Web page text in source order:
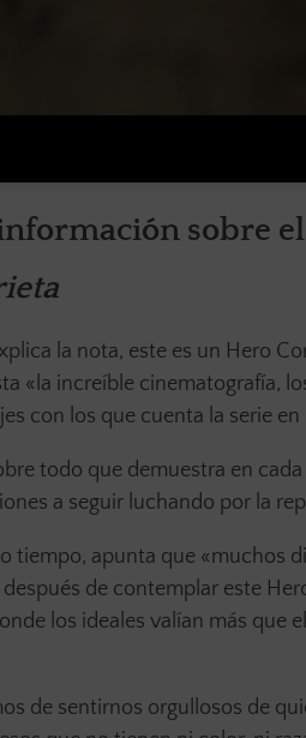
sobre
la nota, este es un Hero
«la increíble cinematografía,
con los que cuenta la serie en
todo que demuestra en
a seguir luchando por la
tiempo, apunta que «muchos
después de contemplar este
los ideales valían más que
de sentirnos orgullosos de